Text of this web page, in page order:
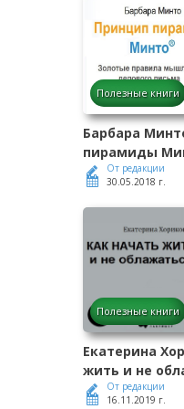
Полезные книги
Барбара
пирамиды
От редакции
30.05.2018 г.
Полезные книги
Екатерина
жить и не
От редакции
16.11.2019 г.